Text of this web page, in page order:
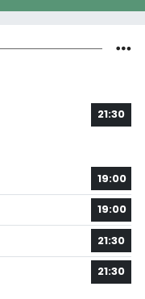
21:30
19:00
19:00
21:30
21:30